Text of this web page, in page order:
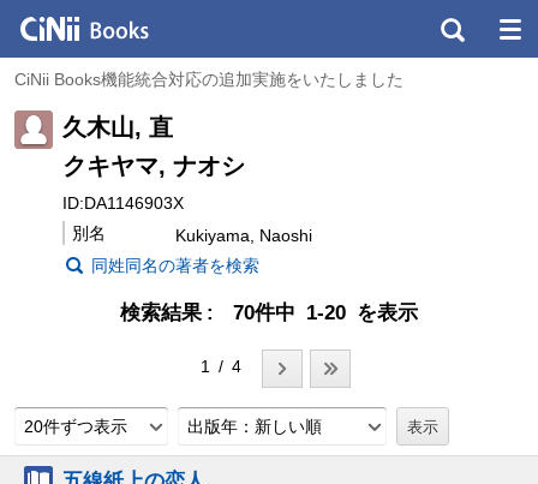
CiNii Books機能統合対応の追加実施をいたしました
久木山, 直
クキヤマ, ナオシ
ID:DA1146903X
別名
Kukiyama, Naoshi
同姓同名の著者を検索
検索結果 70件中 1-20 を表示
1 / 4
20件ずつ表示 出版年：新しい順